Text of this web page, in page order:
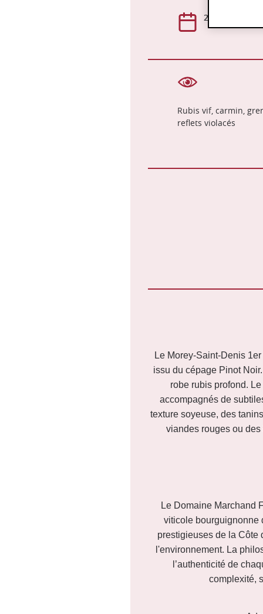
2024 - 2034
Rubis vif, carmin,
reflets violacés
Le Morey-Saint-Denis
issu du cépage Pinot
robe rubis profond.
accompagnés de
texture soyeuse, des
viandes rouges ou
Le Domaine Marchand
viticole bourguignonne
prestigieuses de la Côte
l'environnement. La
l’authenticité de
complexité,